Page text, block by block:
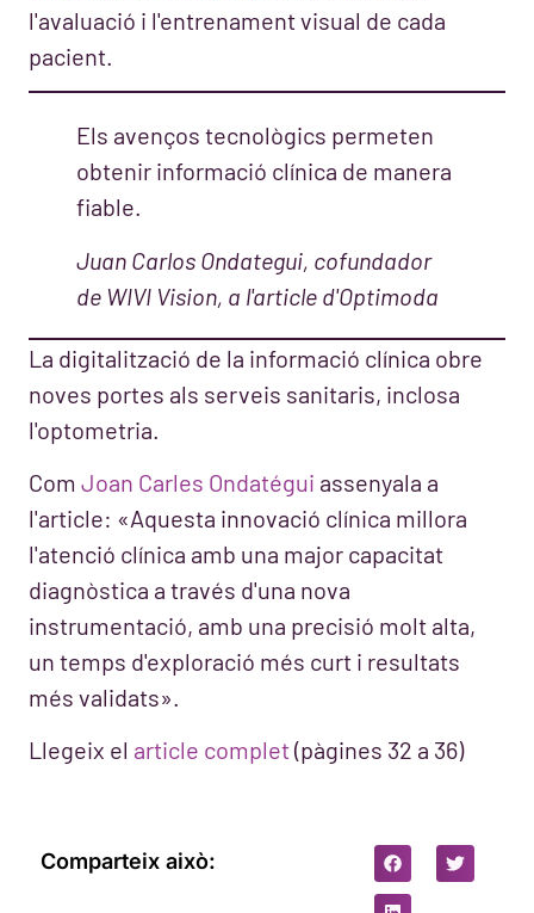
l'avaluació i l'entrenament visual de cada
pacient.
Els avenços tecnològics permeten
obtenir informació clínica de manera
fiable.
Juan Carlos Ondategui, cofundador
de WIVI Vision, a l'article d'Optimoda
La digitalització de la informació clínica obre
noves portes als serveis sanitaris, inclosa
l'optometria.
Com Joan Carles Ondatégui assenyala a
l'article: «Aquesta innovació clínica millora
l'atenció clínica amb una major capacitat
diagnòstica a través d'una nova
instrumentació, amb una precisió molt alta,
un temps d'exploració més curt i resultats
més validats».
Llegeix el article complet(pàgines 32 a 36)
Comparteix això: